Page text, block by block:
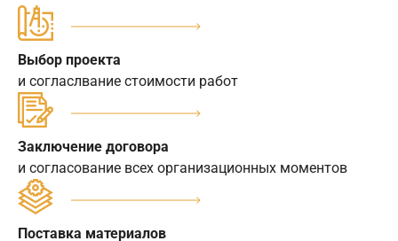
Выбор проекта
и согласлвание стоимости работ
Заключение договора
и согласование всех организационных моментов
Поставка материалов